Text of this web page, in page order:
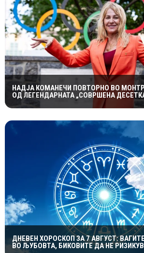
НАДЈА КОМАНЕЧИ ПОВТОРНО ВО
ОД ЛЕГЕНДАРНАТА „СОВРШЕНА
ДНЕВЕН ХОРОСКОП ЗА 7 АВГУСТ:
ВО ЉУБОВТА, БИКОВИТЕ ДА НЕ